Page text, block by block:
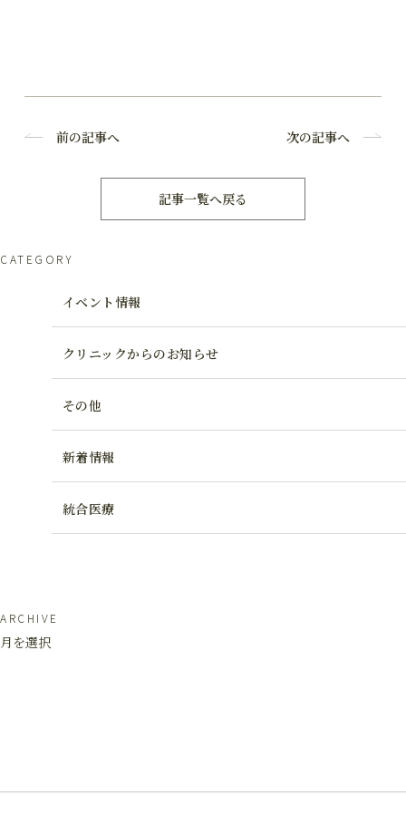
前の記事へ 次の記事へ
記事一覧へ戻る
CATEGORY
イベント情報
クリニックからのお知らせ
その他
新着情報
統合医療
ARCHIVE
月を選択